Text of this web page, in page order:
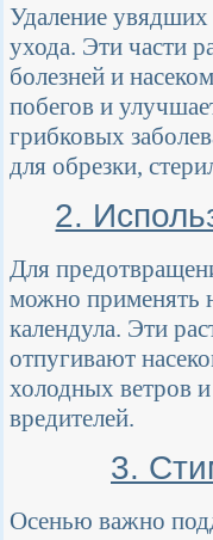
Удаление увядших
ухода. Эти части
болезней и
побегов и
грибковых
для обрезки,
2.
Для
можно применять
календула. Эти
отпугивают
холодных ветров
вредителей.
3.
Осенью важно